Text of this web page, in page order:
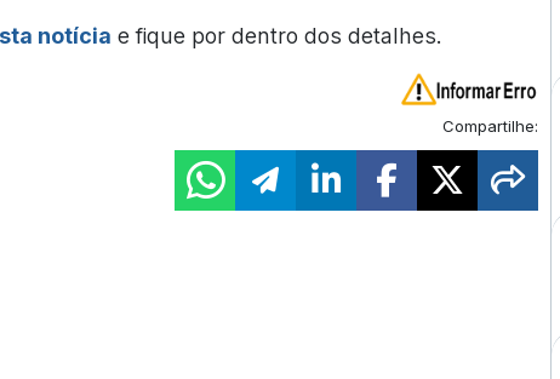
notícia e fique por dentro dos detalhes.
Compartilhe: